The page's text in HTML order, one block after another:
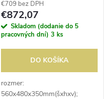
€709 bez DPH
€872,07
Skladom (dodanie do 5
pracovných dní) 3 ks
DO KOŠÍKA
rozmer:
560x480x350mm(šxhxv);